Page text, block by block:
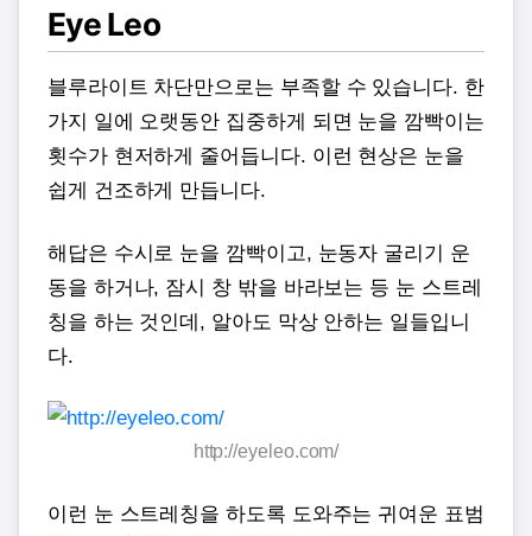
Eye Leo
블루라이트 차단만으로는 부족할 수 있습니다. 한
가지 일에 오랫동안 집중하게 되면 눈을 깜빡이는
횟수가 현저하게 줄어듭니다. 이런 현상은 눈을
쉽게 건조하게 만듭니다.
해답은 수시로 눈을 깜빡이고, 눈동자 굴리기 운
동을 하거나, 잠시 창 밖을 바라보는 등 눈 스트레
칭을 하는 것인데, 알아도 막상 안하는 일들입니
다.
http://eyeleo.com/
이런 눈 스트레칭을 하도록 도와주는 귀여운 표범